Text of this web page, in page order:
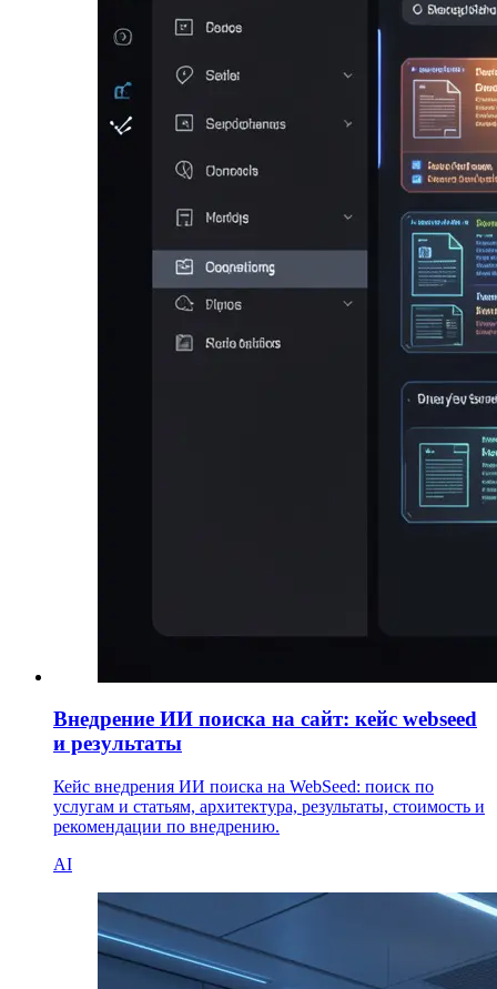
Внедрение ИИ поиска на сайт: кейс webseed
и результаты
Кейс внедрения ИИ поиска на WebSeed: поиск по
услугам и статьям, архитектура, результаты, стоимость и
рекомендации по внедрению.
AI